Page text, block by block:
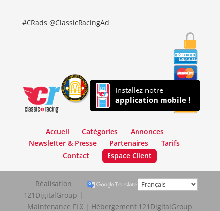
#CRads @ClassicRacingAd
Installez notre
application mobile !
Accueil Catégories
Annonces
Newsletter & Presse
Partenaires
Tarifs
Contact
Espace Client
Réalisation
121DigitalGroup |
Maintenance FLX | Hébergement 121DigitalGroup